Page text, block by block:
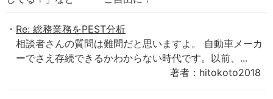
Re: 総務業務をPEST分析
相談者さんの質問は難問だと思いますよ。 自動車メーカ
ーでさえ存続できるかわからない時代です。以前、...
著者：hitokoto2018